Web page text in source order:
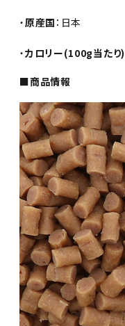
・原産国 ：日本
・カロリー(100g当たり)
■商品情報